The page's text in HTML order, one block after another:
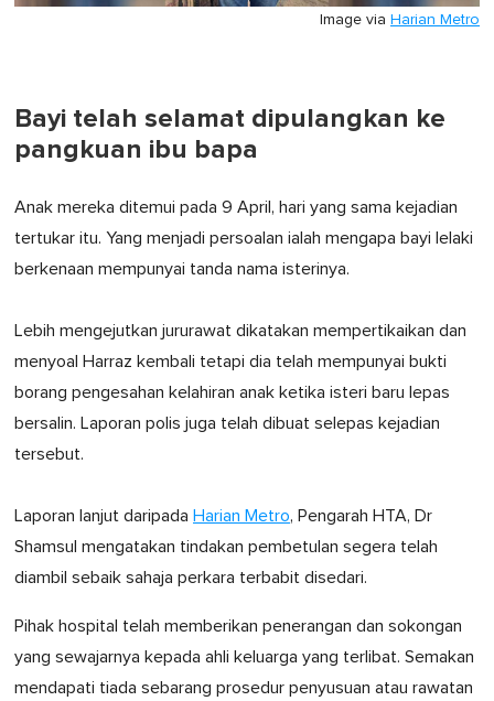
Image via Harian Metro
Bayi telah selamat dipulangkan ke
pangkuan ibu bapa
Anak mereka ditemui pada 9 April, hari yang sama kejadian
tertukar itu. Yang menjadi persoalan ialah mengapa bayi lelaki
berkenaan mempunyai tanda nama isterinya.
Lebih mengejutkan jururawat dikatakan mempertikaikan dan
menyoal Harraz kembali tetapi dia telah mempunyai bukti
borang pengesahan kelahiran anak ketika isteri baru lepas
bersalin. Laporan polis juga telah dibuat selepas kejadian
tersebut.
Laporan lanjut daripada Harian Metro, Pengarah HTA, Dr
Shamsul mengatakan tindakan pembetulan segera telah
diambil sebaik sahaja perkara terbabit disedari.
Pihak hospital telah memberikan penerangan dan sokongan
yang sewajarnya kepada ahli keluarga yang terlibat. Semakan
mendapati tiada sebarang prosedur penyusuan atau rawatan